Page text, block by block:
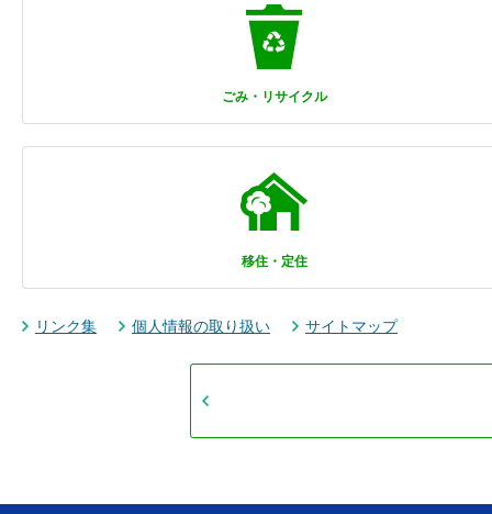
ごみ・リサイクル
移住・定住
リンク集 個人情報の取り扱い サイトマップ